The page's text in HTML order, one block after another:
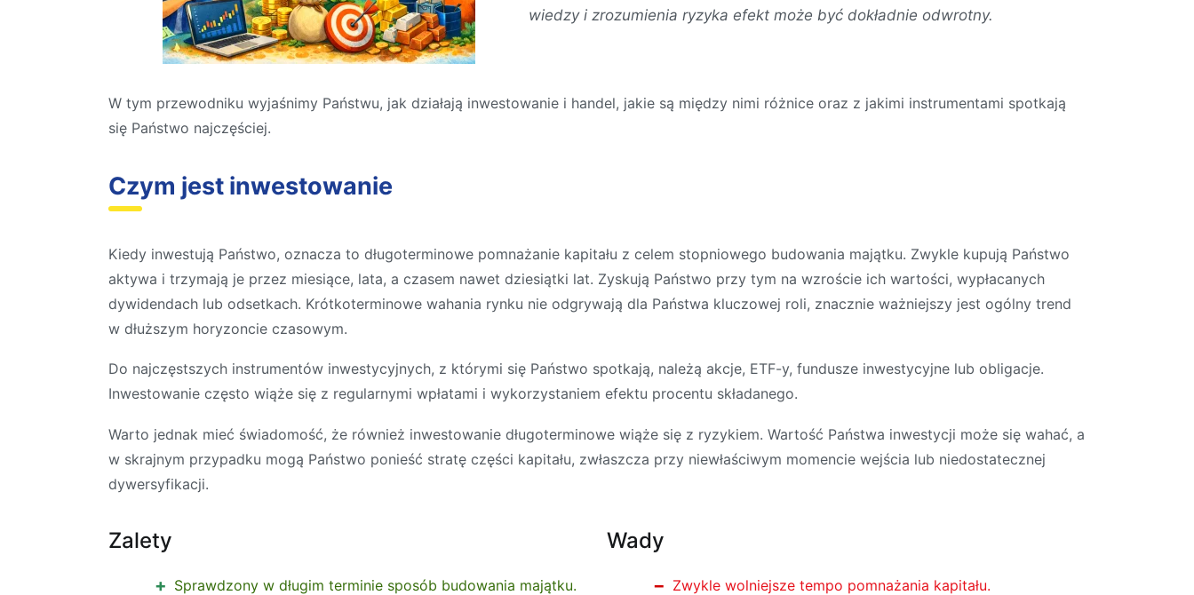
wiedzy i zrozumienia ryzyka efekt może być dokładnie odwrotny.
W tym przewodniku wyjaśnimy Państwu, jak działają inwestowanie i handel, jakie są między nimi różnice oraz z jakimi instrumentami spotkają
się Państwo najczęściej.
Czym jest inwestowanie
Kiedy inwestują Państwo, oznacza to długoterminowe pomnażanie kapitału z celem stopniowego budowania majątku. Zwykle kupują Państwo
aktywa i trzymają je przez miesiące, lata, a czasem nawet dziesiątki lat. Zyskują Państwo przy tym na wzroście ich wartości, wypłacanych
dywidendach lub odsetkach. Krótkoterminowe wahania rynku nie odgrywają dla Państwa kluczowej roli, znacznie ważniejszy jest ogólny trend
w dłuższym horyzoncie czasowym.
Do najczęstszych instrumentów inwestycyjnych, z którymi się Państwo spotkają, należą akcje, ETF-y, fundusze inwestycyjne lub obligacje.
Inwestowanie często wiąże się z regularnymi wpłatami i wykorzystaniem efektu procentu składanego.
Warto jednak mieć świadomość, że również inwestowanie długoterminowe wiąże się z ryzykiem. Wartość Państwa inwestycji może się wahać, a
w skrajnym przypadku mogą Państwo ponieść stratę części kapitału, zwłaszcza przy niewłaściwym momencie wejścia lub niedostatecznej
dywersyfikacji.
Zalety
Sprawdzony w długim terminie sposób budowania majątku.
Wady
Zwykle wolniejsze tempo pomnażania kapitału.